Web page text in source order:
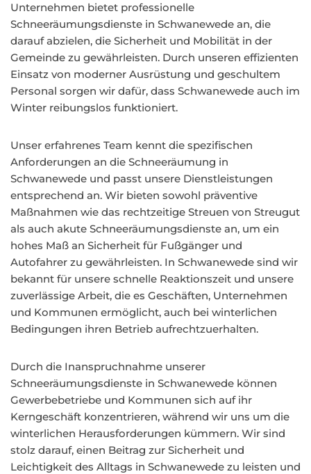
Unternehmen bietet professionelle
Schneeräumungsdienste in Schwanewede an, die
darauf abzielen, die Sicherheit und Mobilität in der
Gemeinde zu gewährleisten. Durch unseren effizienten
Einsatz von moderner Ausrüstung und geschultem
Personal sorgen wir dafür, dass Schwanewede auch im
Winter reibungslos funktioniert.
Unser erfahrenes Team kennt die spezifischen
Anforderungen an die Schneeräumung in
Schwanewede und passt unsere Dienstleistungen
entsprechend an. Wir bieten sowohl präventive
Maßnahmen wie das rechtzeitige Streuen von Streugut
als auch akute Schneeräumungsdienste an, um ein
hohes Maß an Sicherheit für Fußgänger und
Autofahrer zu gewährleisten. In Schwanewede sind wir
bekannt für unsere schnelle Reaktionszeit und unsere
zuverlässige Arbeit, die es Geschäften, Unternehmen
und Kommunen ermöglicht, auch bei winterlichen
Bedingungen ihren Betrieb aufrechtzuerhalten.
Durch die Inanspruchnahme unserer
Schneeräumungsdienste in Schwanewede können
Gewerbebetriebe und Kommunen sich auf ihr
Kerngeschäft konzentrieren, während wir uns um die
winterlichen Herausforderungen kümmern. Wir sind
stolz darauf, einen Beitrag zur Sicherheit und
Leichtigkeit des Alltags in Schwanewede zu leisten und